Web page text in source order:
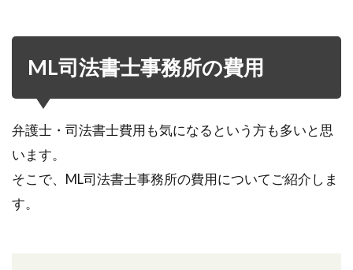
ML司法書士事務所の費用
弁護士・司法書士費用も気になるという方も多いと思
います。
そこで、ML司法書士事務所の費用についてご紹介しま
す。